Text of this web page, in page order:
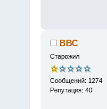
ВВС
Старожил
Сообщений: 1274
Репутация: 40